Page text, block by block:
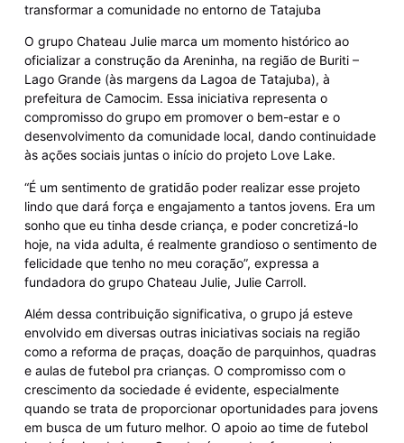
transformar a comunidade no entorno de Tatajuba
O grupo Chateau Julie marca um momento histórico ao
oficializar a construção da Areninha, na região de Buriti –
Lago Grande (às margens da Lagoa de Tatajuba), à
prefeitura de Camocim. Essa iniciativa representa o
compromisso do grupo em promover o bem-estar e o
desenvolvimento da comunidade local, dando continuidade
às ações sociais juntas o início do projeto Love Lake.
“É um sentimento de gratidão poder realizar esse projeto
lindo que dará força e engajamento a tantos jovens. Era um
sonho que eu tinha desde criança, e poder concretizá-lo
hoje, na vida adulta, é realmente grandioso o sentimento de
felicidade que tenho no meu coração”, expressa a
fundadora do grupo Chateau Julie, Julie Carroll.
Além dessa contribuição significativa, o grupo já esteve
envolvido em diversas outras iniciativas sociais na região
como a reforma de praças, doação de parquinhos, quadras
e aulas de futebol pra crianças. O compromisso com o
crescimento da sociedade é evidente, especialmente
quando se trata de proporcionar oportunidades para jovens
em busca de um futuro melhor. O apoio ao time de futebol